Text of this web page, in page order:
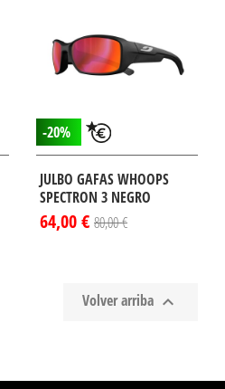
-20%
JULBO GAFAS WHOOPS
SPECTRON 3 NEGRO
64,00 € 80,00 €
Volver arriba 